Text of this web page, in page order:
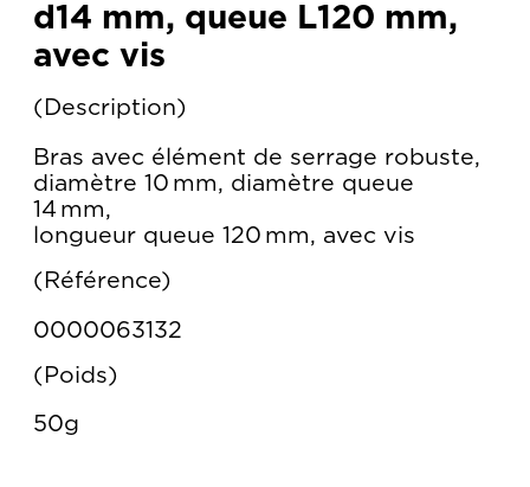
d14 mm, queue L120 mm,
avec vis
Description
Bras avec élément de serrage robuste,
diamètre 10 mm, diamètre queue
14 mm,
longueur queue 120 mm, avec vis
Référence
0000063132
Poids
50g